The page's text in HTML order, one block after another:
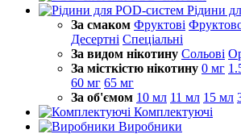
Рідини
За смаком Фруктові
Десертні Спеціальні
За видом нікотину Сольові
За місткістю нікотину 0 мг
60 мг 65 мг
За об'ємом 10 мл 11 мл 15 мл
Комплектуючі
Виробники